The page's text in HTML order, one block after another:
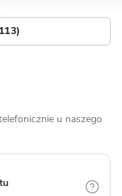
u naszego